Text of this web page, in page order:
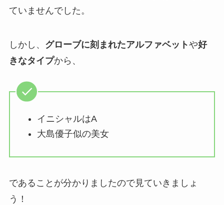
ていませんでした。
しかし、 グローブに刻まれたアルファベットや好
きなタイプから、
イニシャルはA
大島優子似の美女
であることが分かりましたので見ていきましょ
う！